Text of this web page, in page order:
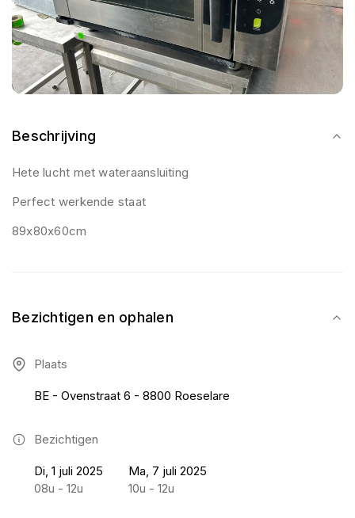
Beschrijving
Hete lucht met wateraansluiting
Perfect werkende staat
89x80x60cm
Bezichtigen en ophalen
Plaats
BE - Ovenstraat 6 - 8800 Roeselare
Bezichtigen
Di, 1 juli 2025
08u - 12u
Ma, 7 juli 2025
10u - 12u